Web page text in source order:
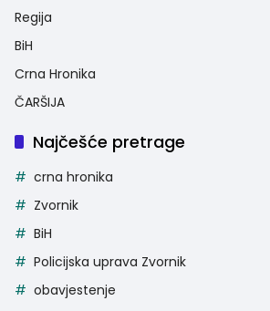
Regija
BiH
Crna Hronika
ČARŠIJA
Najčešće pretrage
crna hronika
Zvornik
BiH
Policijska uprava Zvornik
obavjestenje